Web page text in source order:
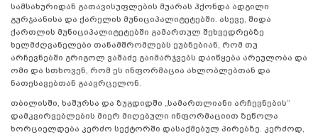
სამსახურიდან გათავისუფლების მუარას ჰქონდა ადგილი
გურჯაანისა და ქარელის მუნიციპალიტეტებში. ასევე, შიდა
ქართლის მუნიციპალიტეტებში გამართულ შეხვედრებზე
ხელმძღვანელები თანამშრომლებს ეუბნებიან, რომ თუ
არჩევნებში გრიგოლ ვაშაძე გაიმარჯვებს დაიწყება არეულობა და
ომი და სთხოვენ, რომ ეს ინფორმაცია ახლობლებთან და
ნათესავებთან გაავრცელონ.
თბილისში, ხაშურსა და ზუგდიდში „სამართლიანი არჩევნების“
დამკვირვებლების მიერ მიღებული ინფორმაციით ზეწოლა
ხორციელდება კერძო სექტორში დასაქმებულ პირებზე. კერძოდ,